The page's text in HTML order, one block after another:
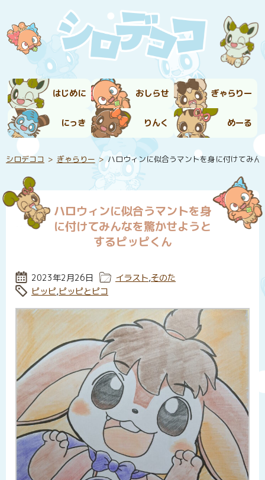
はじめに おしらせ ぎゃらりー
にっき りんく めーる
シロデココ ぎゃらりー ハロウィンに似合うマントを身に付けてみ
ハロウィンに似合うマントを身
に付けてみんなを驚かせようと
するピッピくん
投稿日:
2023年2月26日 カテゴリー:
イラスト,そのた
タグ:
ピッピ,ピッピとピコ